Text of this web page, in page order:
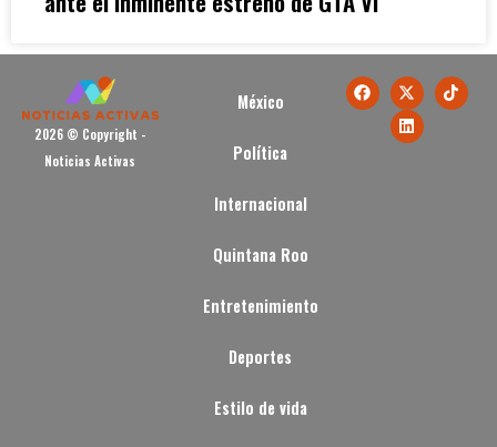
2026 © Copyright -
Noticias Activas
México
Política
Internacional
Quintana Roo
Entretenimiento
Deportes
Estilo de vida